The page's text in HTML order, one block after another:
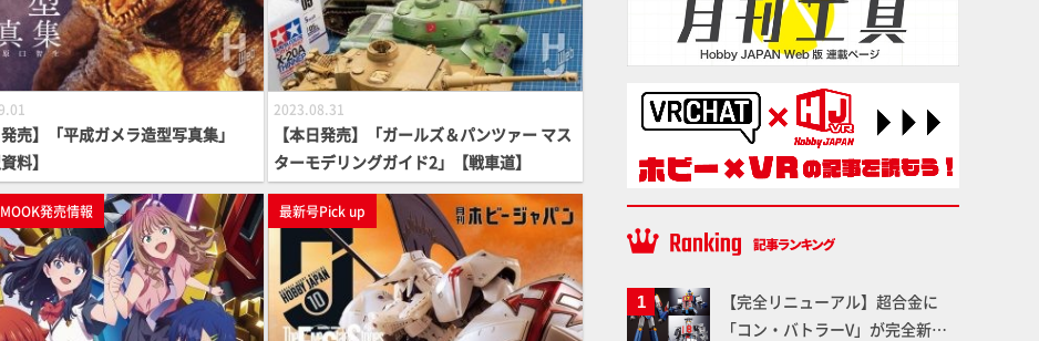
発売】「平成ガメラ造型写真集」
料】
2023.08.31
【本日発売】「ガールズ＆パンツァー マス
ターモデリングガイド2」【戦車道】
発売情報 最新号Pick up
【完全リニューアル】超合金に
「コン・バトラーV」が完全新規